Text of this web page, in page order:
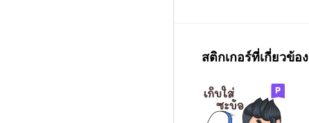
สติกเกอร์ที่เกี่ยวข้อง